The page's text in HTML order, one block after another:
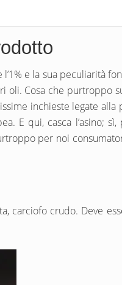
e la sua peculiarità
oli. Cosa che purtroppo
inchieste legate alla
E qui, casca l’asino;
per noi
carciofo crudo. Deve